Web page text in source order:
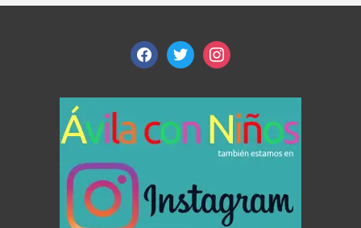
facebooktwitterinstagram